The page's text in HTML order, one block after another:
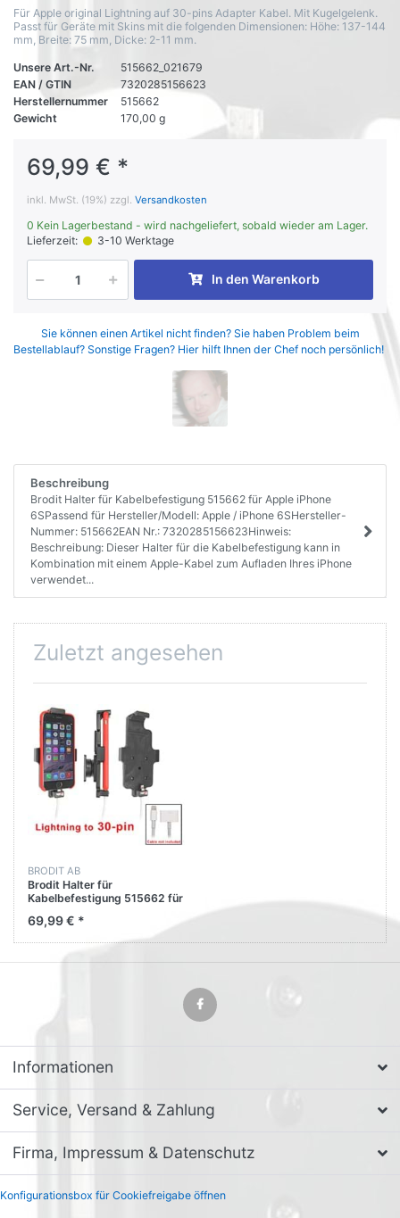
Für Apple original Lightning auf 30-pins Adapter Kabel. Mit Kugelgelenk.
Passt für Geräte mit Skins mit die folgenden Dimensionen: Höhe: 137-144
mm, Breite: 75 mm, Dicke: 2-11 mm.
Unsere Art.-Nr.
515662_021679
EAN / GTIN
7320285156623
Herstellernummer
515662
Gewicht
170,00 g
69,99 € *
inkl. MwSt. (19%) zzgl. Versandkosten
0 Kein Lagerbestand - wird nachgeliefert, sobald wieder am Lager.
Lieferzeit:
3-10 Werktage
In den Warenkorb
Sie können einen Artikel nicht finden? Sie haben Problem beim
Bestellablauf? Sonstige Fragen? Hier hilft Ihnen der Chef noch persönlich!
Beschreibung
Brodit Halter für Kabelbefestigung 515662 für Apple iPhone
6SPassend für Hersteller/Modell: Apple / iPhone 6SHersteller-
Nummer: 515662EAN Nr.: 7320285156623Hinweis:
Beschreibung: Dieser Halter für die Kabelbefestigung kann in
Kombination mit einem Apple-Kabel zum Aufladen Ihres iPhone
verwendet...
Zuletzt angesehen
BRODIT AB
Brodit Halter für
Kabelbefestigung 515662 für
69,99 € *
Informationen
Service, Versand & Zahlung
Firma, Impressum & Datenschutz
Konfigurationsbox für Cookiefreigabe öffnen